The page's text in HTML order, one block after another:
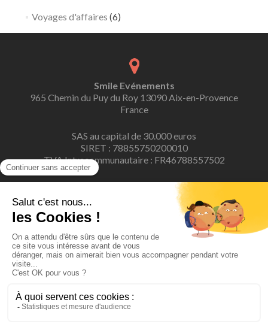
Voyages d'affaires (6)
Smile Evénements
965 Chemin du Puy du Roy 13090 Aix-en-Provence
France
SAS au capital de 30.000 euros
SIRET : 78855750200010
TVA Intracommunautaire : FR46788557502
contact@smile-evenements.fr